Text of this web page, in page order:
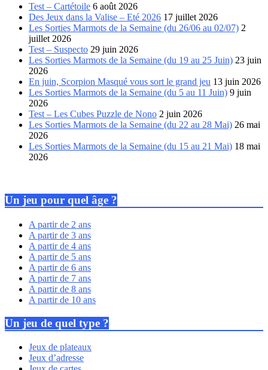
Test – Cartétoile 6 août 2026
Des Jeux dans la Valise – Eté 2026 17 juillet 2026
Les Sorties Marmots de la Semaine (du 26/06 au 02/07) 2
juillet 2026
Test – Suspecto 29 juin 2026
Les Sorties Marmots de la Semaine (du 19 au 25 Juin) 23 juin
2026
En juin, Scorpion Masqué vous sort le grand jeu 13 juin 2026
Les Sorties Marmots de la Semaine (du 5 au 11 Juin) 9 juin
2026
Test – Les Cubes Puzzle de Nono 2 juin 2026
Les Sorties Marmots de la Semaine (du 22 au 28 Mai) 26 mai
2026
Les Sorties Marmots de la Semaine (du 15 au 21 Mai) 18 mai
2026
Un jeu pour quel âge ?
A partir de 2 ans
A partir de 3 ans
A partir de 4 ans
A partir de 5 ans
A partir de 6 ans
A partir de 7 ans
A partir de 8 ans
A partir de 10 ans
Un jeu de quel type ?
Jeux de plateaux
Jeux d’adresse